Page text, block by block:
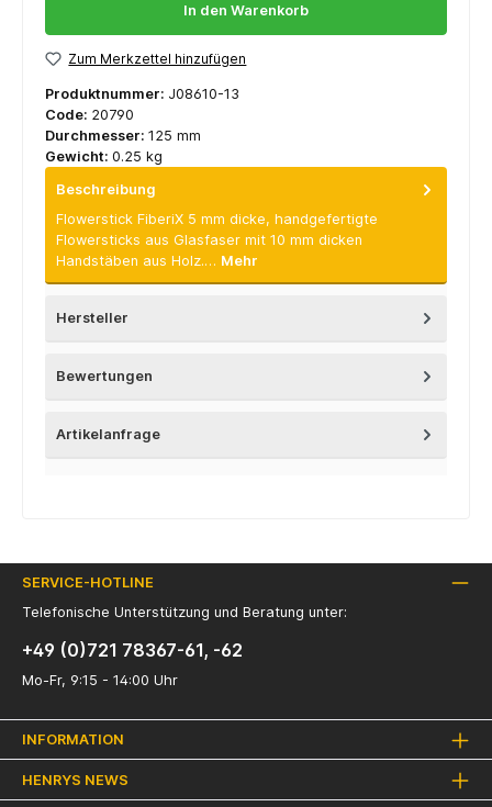
In den Warenkorb
Zum Merkzettel hinzufügen
Produktnummer: J08610-13
Code: 20790
Durchmesser: 125 mm
Gewicht: 0.25 kg
Beschreibung
Flowerstick FiberiX 5 mm dicke, handgefertigte
Flowersticks aus Glasfaser mit 10 mm dicken
Handstäben aus Holz.… Mehr
Hersteller
Bewertungen
Artikelanfrage
SERVICE-HOTLINE
Telefonische Unterstützung und Beratung unter:
+49 (0)721 78367-61, -62
Mo-Fr, 9:15 - 14:00 Uhr
INFORMATION
HENRYS NEWS